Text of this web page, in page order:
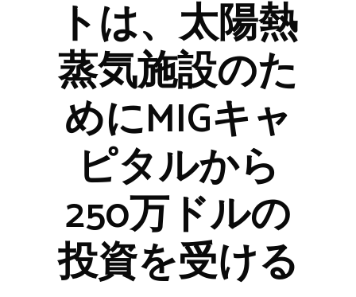
トは、太陽熱
蒸気施設のた
めにMIGキャ
ピタルから
250万ドルの
投資を受ける